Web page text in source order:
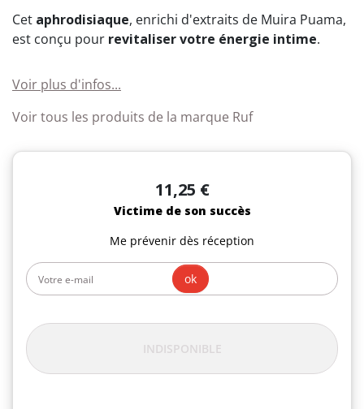
Cet aphrodisiaque, enrichi d'extraits de Muira Puama,
est conçu pour revitaliser votre énergie intime.
Voir plus d'infos...
Voir tous les produits de la marque Ruf
11,25 €
Victime de son succès
Me prévenir dès réception
ok
INDISPONIBLE